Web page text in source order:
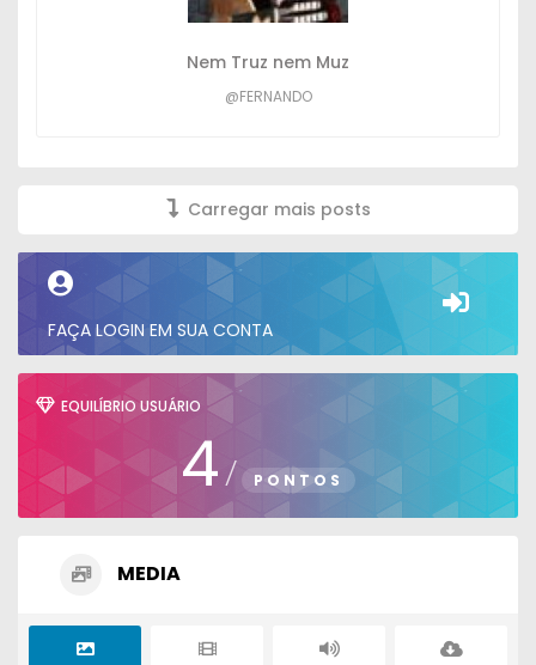
Nem Truz nem Muz
@FERNANDO
Carregar mais posts
FAÇA LOGIN EM SUA CONTA
EQUILÍBRIO USUÁRIO
4/ PONTOS
MEDIA